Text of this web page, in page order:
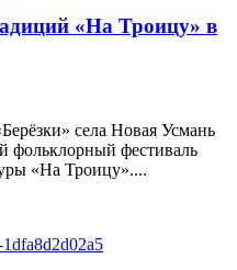
«На Троицу» в
села Новая Усмань
фольклорный фестиваль
«На Троицу»....